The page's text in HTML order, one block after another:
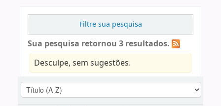
Filtre sua pesquisa
Sua pesquisa retornou 3 resultados.
Desculpe, sem sugestões.